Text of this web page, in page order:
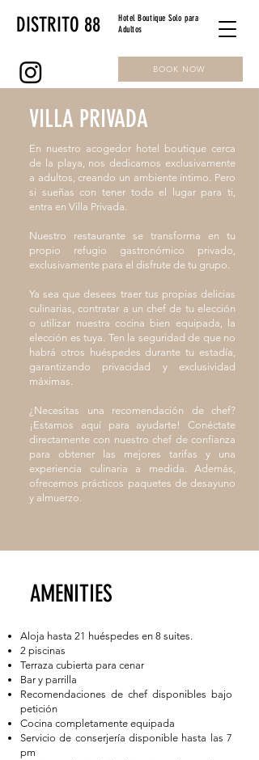
DISTRITO 88
Hotel Boutique Solo para
Adultos
BOOK NOW
VILLA PRIVADA
En nuestro acogedor hotel boutique cerca
de la playa, nos dedicamos exclusivamente
a adultos, creando un ambiente íntimo. Pero
si sueñas con tener todo el lugar para ti,
entra en Villa Privada.
​Nuestro restaurante se transforma en tu
propio refugio gastronómico privado,
exclusivamente para el disfrute de tu grupo.
Ya sea que desees traer tus propias delicias
culinarias, contratar a un chef de tu elección
o utilizar nuestra cocina bien equipada, la
elección es tuya. Ten la seguridad de que no
habrá otros huéspedes durante tu estadía,
garantizando privacidad y exclusividad
máximas.
¿Necesitas una recomendación de chef?
¡Estamos aquí para ayudarte! Conéctate
directamente con nuestro chef de confianza
para obtener las mejores tarifas y una
experiencia culinaria a medida. Además,
ofrecemos prácticos paquetes de desayuno
y almuerzo.
AMENITIES
Aloja hasta 21 huéspedes en 8 suites.
2 piscinas
Terraza cubierta para cenar
Bar y parrilla
Recomendaciones de chef disponibles bajo
petición
Cocina completamente equipada
Servicio de conserjería disponible hasta las 7
pm